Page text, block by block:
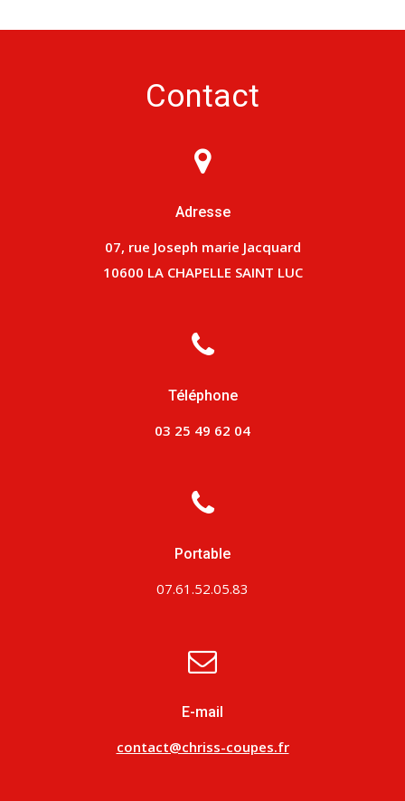
Contact
Adresse
07, rue Joseph marie Jacquard
10600 LA CHAPELLE SAINT LUC
Téléphone
03 25 49 62 04
Portable
07.61.52.05.83
E-mail
contact@chriss-coupes.fr